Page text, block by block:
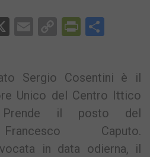
X EmailCopy
Sergio Cosentini è il
Unico del Centro Ittico
Prende il posto del
Caputo.
in data odierna, il